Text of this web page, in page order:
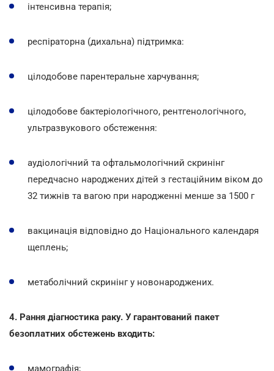
інтенсивна терапія;
респіраторна (дихальна) підтримка:
цілодобове парентеральне харчування;
цілодобове бактеріологічного, рентгенологічного,
ультразвукового обстеження:
аудіологічний та офтальмологічний скринінг
передчасно народжених дітей з гестаційним віком до
32 тижнів та вагою при народженні менше за 1500 г
вакцинація відповідно до Національного календаря
щеплень;
метаболічний скринінг у новонароджених.
4. Рання діагностика раку. У гарантований пакет
безоплатних обстежень входить:
мамографія;